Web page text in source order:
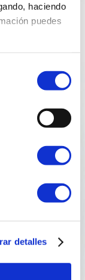
haciendo
puedes
detalles
PARA